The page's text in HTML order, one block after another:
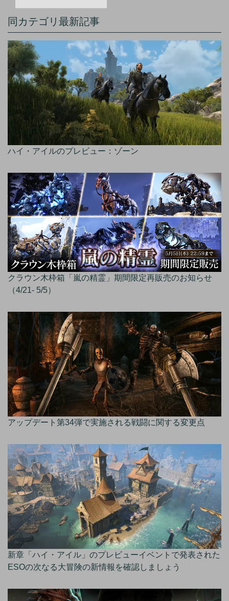
同カテゴリ最新記事
ハイ・アイルのプレビュー：ゾーン
クラウン木枠箱「嵐の精霊」期間限定再販売のお知らせ
（4/21- 5/5）
アップデート第34弾で実施される戦闘に関する変更点
新章「ハイ・アイル」のプレビューイベントで発表された
ESOの次なる大冒険の新情報を確認しましょう